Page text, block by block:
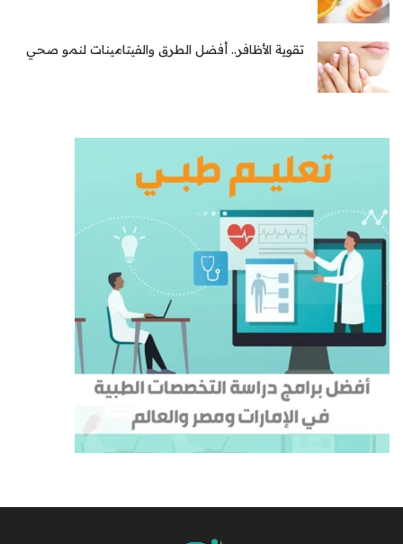
تقوية الأظافر.. أفضل الطرق والفيتامينات لنمو صحي